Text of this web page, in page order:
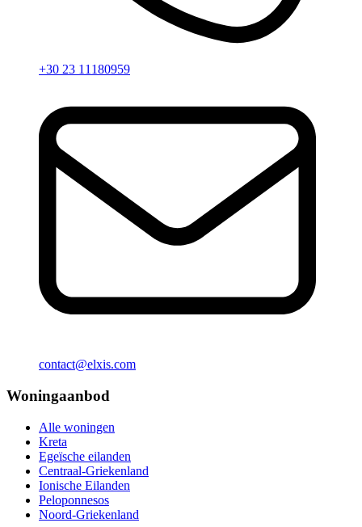
+30 23 11180959
contact@elxis.com
Woningaanbod
Alle woningen
Kreta
Egeïsche eilanden
Centraal-Griekenland
Ionische Eilanden
Peloponnesos
Noord-Griekenland